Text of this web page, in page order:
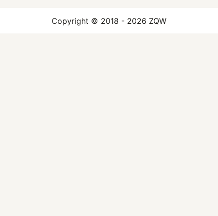
Copyright © 2018 - 2026 ZQW